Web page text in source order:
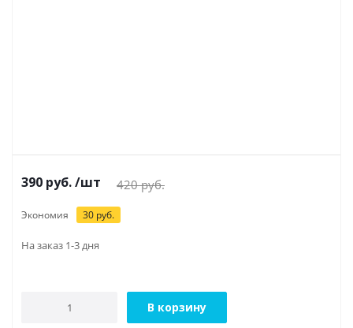
390 руб./шт 420руб.
Экономия 30 руб.
На заказ 1-3 дня
В корзину